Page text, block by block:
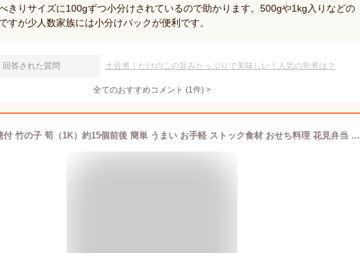
きりサイズに100gずつ小分けされているので助かります。500gや1kg入りなどの
すが少人数家族には小分けパックが便利です。
回答された質問 土佐煮｜たけのこの旨みたっぷりで美味しい！人気の筍煮は？
全てのおすすめコメント (1件) >
極上 冷凍 穂付 竹の子 筍（1K）約15個前後 簡単 うまい お手軽 ストック食材 おせち料理 花見弁当 おつまみ 宅飲み 家飲み 日本酒 ビール 焼酎 パーティー ピクニック ホームパーティー オードブルコスパ